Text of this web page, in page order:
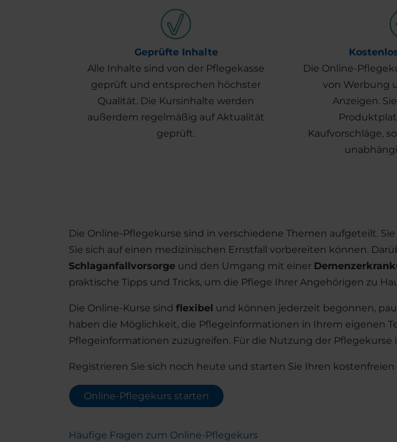
Geprüfte Inhalte
Alle Inhalte sind von der Pflegekasse
geprüft und entsprechen höchster
Qualität. Die Kursinhalte werden
außerdem regelmäßig auf Aktualität
geprüft.
Die Online-
von Werbung
Anzeigen.
Kaufvorschläge,
Die Online-Pflegekurse sind in verschiedene Themen aufgeteilt.
Sie sich auf einen medizinischen Ernstfall vorbereiten können.
Schlaganfallvorsorge und den Umgang mit einer
praktische Tipps und Tricks, um die Pflege Ihrer Angehörigen zu
Die Online-Kurse sind flexibel und können jederzeit begonnen,
haben die Möglichkeit, die Pflegeinformationen in Ihrem eigenen
Pflegeinformationen zuzugreifen. Für die Nutzung der
Registrieren Sie sich noch heute und starten Sie Ihren
Online-Pflegekurs starten
Häufige Fragen zum Online-Pflegekurs